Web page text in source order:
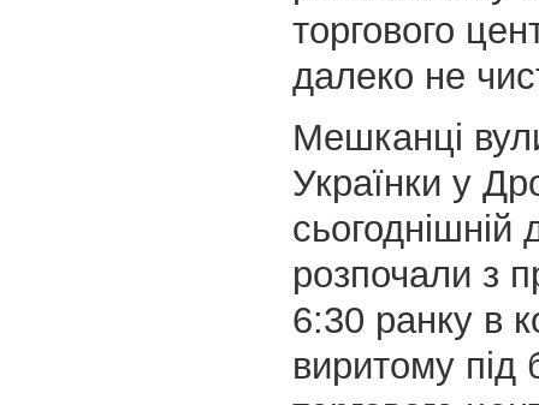
торгового
далеко не
Мешканці
Українки у
сьогоднішній
розпочали з
6:30 ранку в
виритому під